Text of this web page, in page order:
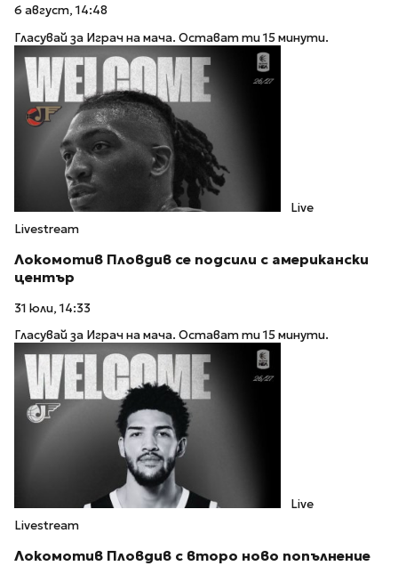
6 август, 14:48
Гласувай за Играч на мача. Остават ти 15 минути.
Live
Livestream
Локомотив Пловдив се подсили с американски
център
31 юли, 14:33
Гласувай за Играч на мача. Остават ти 15 минути.
Live
Livestream
Локомотив Пловдив с второ ново попълнение